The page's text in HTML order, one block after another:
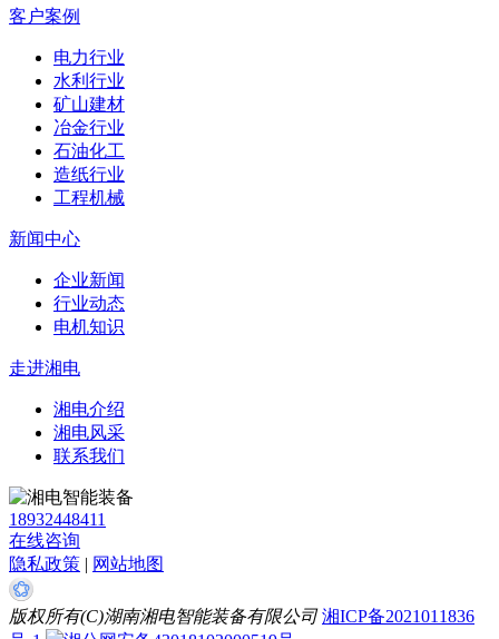
客户案例
电力行业
水利行业
矿山建材
冶金行业
石油化工
造纸行业
工程机械
新闻中心
企业新闻
行业动态
电机知识
走进湘电
湘电介绍
湘电风采
联系我们
18932448411
在线咨询
隐私政策 | 网站地图
版权所有(C)湖南湘电智能装备有限公司 湘ICP备2021011836